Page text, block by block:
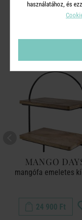
A
MANGO
mangófa emeletes
24 900 Ft
használatához, és